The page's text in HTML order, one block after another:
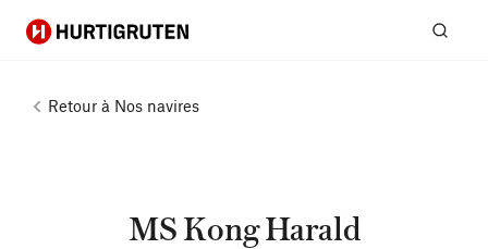
Hurtigruten
Retour à Nos navires
MS Kong Harald